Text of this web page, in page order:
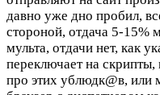
давно уже дно пробил,
стороной, отдача 5-15%
мульта, отдачи нет, как
переключает на скрипты,
про этих ублюдк@в, или